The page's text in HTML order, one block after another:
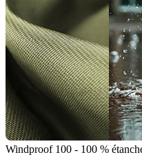
Windproof 100 - 100 %